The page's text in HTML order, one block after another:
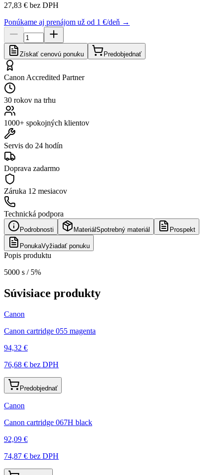
27,83 € bez DPH
Ponúkame aj prenájom už od 1 €/deň →
Získať cenovú ponuku Predobjednať
Canon Accredited Partner
30 rokov na trhu
1000+ spokojných klientov
Servis do 24 hodín
Doprava zadarmo
Záruka 12 mesiacov
Technická podpora
Podrobnosti Materiál Spotrebný materiál Prospekt
PonukaVyžiadať ponuku
Popis produktu
5000 s / 5%
Súvisiace produkty
Canon
Canon cartridge 055 magenta
94,32 €
76,68 € bez DPH
Predobjednať
Canon
Canon cartridge 067H black
92,09 €
74,87 € bez DPH